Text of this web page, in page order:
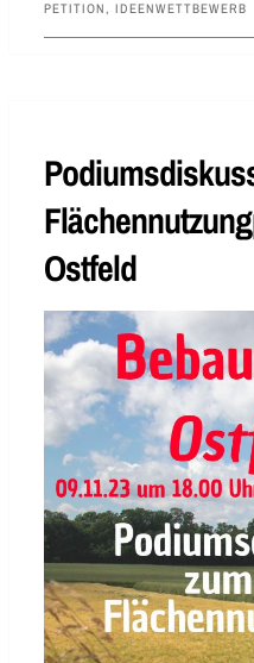
PETITION IDEENWETTBEWERB
Ostfeld